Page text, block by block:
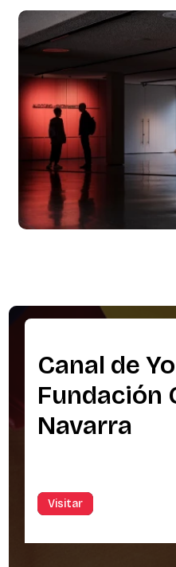
Canal de
Fundación
Navarra
Visitar